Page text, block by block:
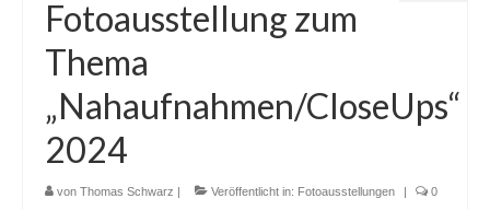
Fotoausstellung zum
Thema
„Nahaufnahmen/CloseUps“
2024
von Thomas Schwarz | Veröffentlicht in: Fotoausstellungen | 0